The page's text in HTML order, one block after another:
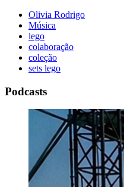
Olivia Rodrigo
Música
lego
colaboração
coleção
sets lego
Podcasts